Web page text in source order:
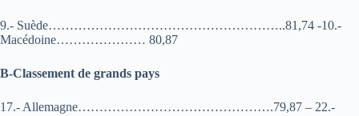
9.- Suède………………………………………………..81,74 -10.-
Macédoine………………… 80,87
B-Classement de grands pays
17.- Allemagne……………………………………….79,87 – 22.-